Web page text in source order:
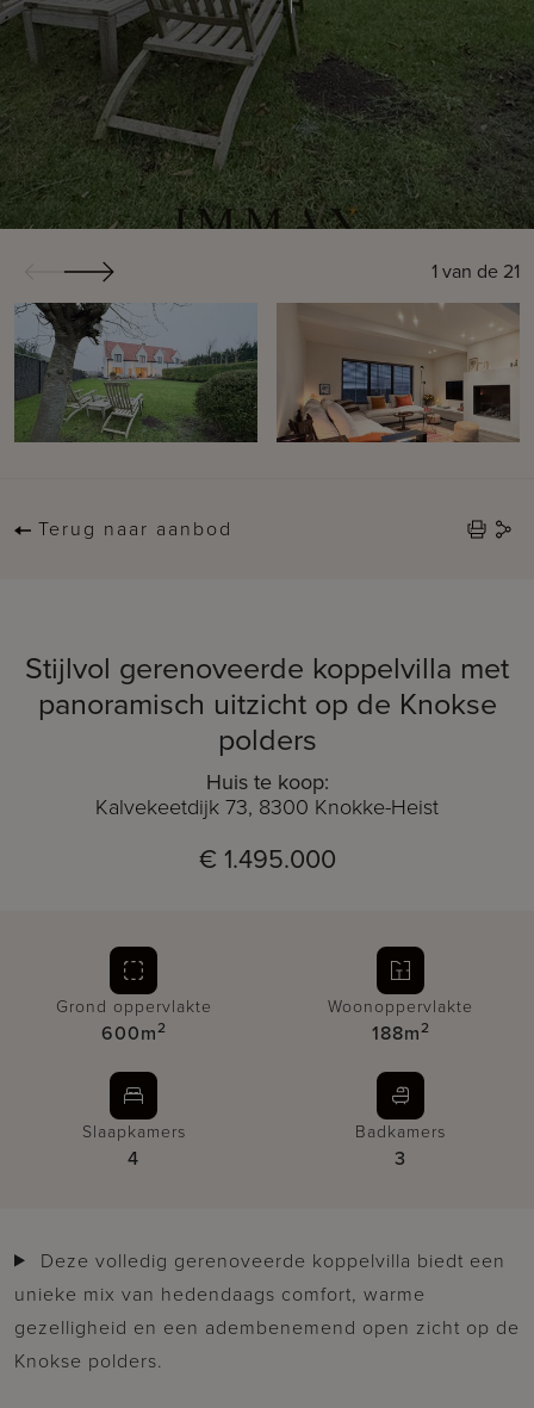
1 van de 21
Terug naar aanbod
Stijlvol gerenoveerde koppelvilla met
panoramisch uitzicht op de Knokse
polders
Huis te koop:
Kalvekeetdijk 73, 8300 Knokke-Heist
€ 1.495.000
Grond oppervlakte
600m2
Woonoppervlakte
188m2
Slaapkamers
4
Badkamers
3
unieke mix van hedendaags comfort, warme
gezelligheid en een adembenemend open zicht op de
Knokse polders.